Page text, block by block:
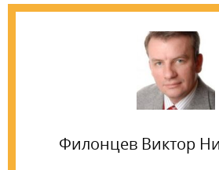
Филонцев Виктор